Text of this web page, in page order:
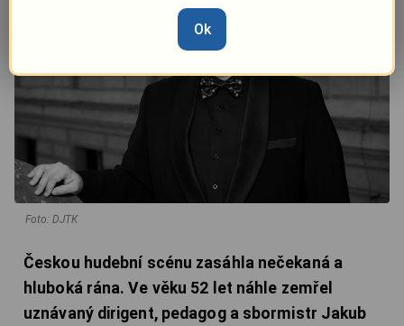
Foto: DJTK
Českou hudební scénu zasáhla nečekaná a
hluboká rána. Ve věku 52 let náhle zemřel
uznávaný dirigent, pedagog a sbormistr Jakub
Ok